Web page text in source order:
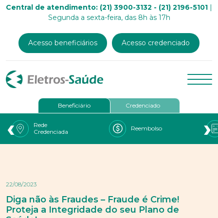
Central de atendimento: (21) 3900-3132 - (21) 2196-5101 |
Segunda a sexta-feira, das 8h às 17h
Acesso beneficiários Acesso credenciado
Beneficiário Credenciado
Rede
Credenciada
Reembolso
‹ ›
22/08/2023
Diga não às Fraudes – Fraude é Crime!
Proteja a Integridade do seu Plano de